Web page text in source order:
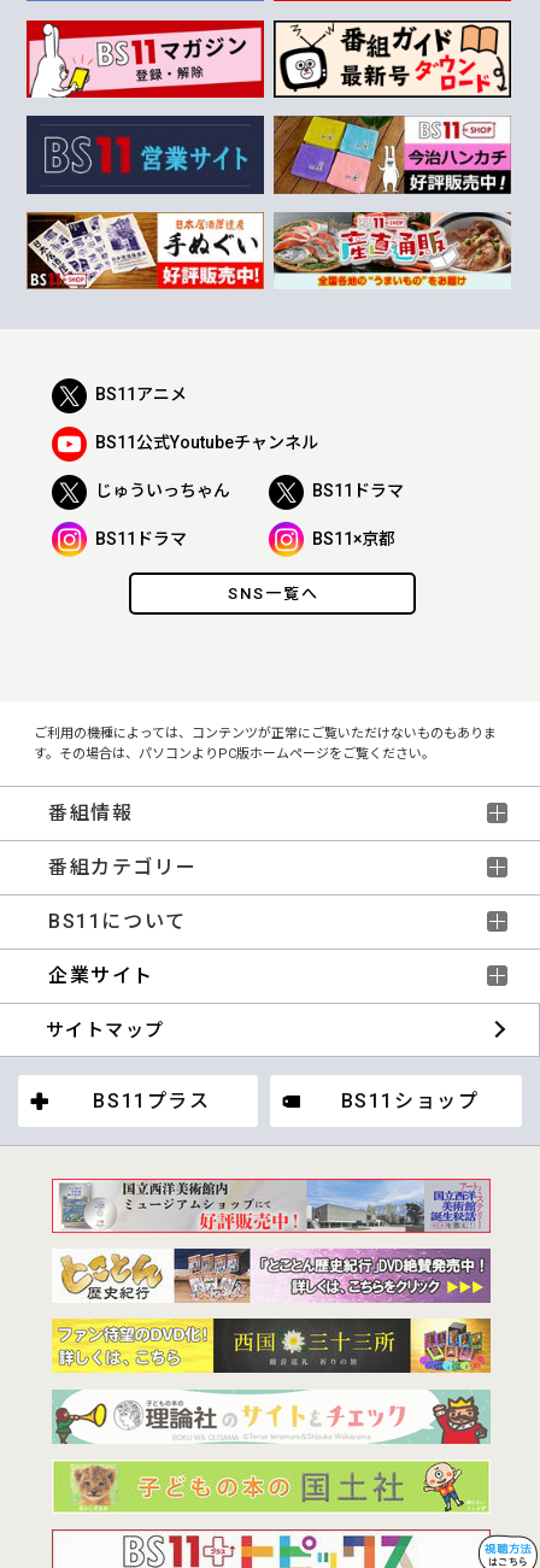
SNS一覧へ
BS11アニメ
BS11公式Youtubeチャンネル
じゅういっちゃん BS11ドラマ
BS11ドラマ BS11×京都
ご利用の機種によっては、コンテンツが正常にご覧いただけないものもありま
す。その場合は、パソコンよりPC版ホームページをご覧ください。
番組情報
番組カテゴリー
BS11について
企業サイト
サイトマップ
BS11プラス BS11ショップ